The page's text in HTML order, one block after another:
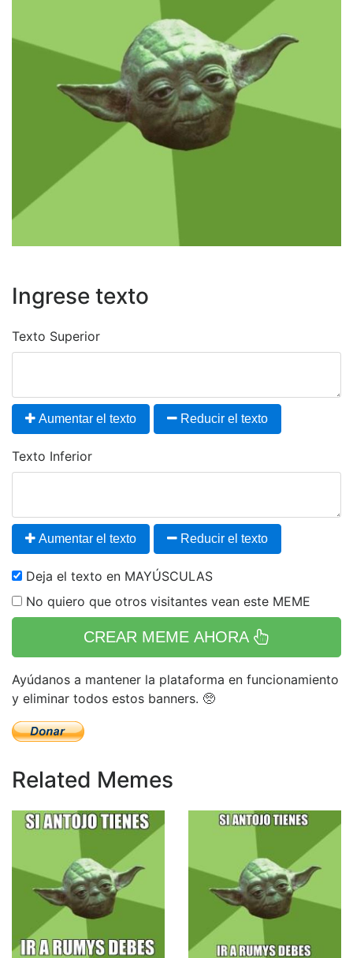
Ingrese texto
Texto Superior
Aumentar el texto Reducir el texto
Texto Inferior
Aumentar el texto Reducir el texto
Deja el texto en MAYÚSCULAS
No quiero que otros visitantes vean este MEME
CREAR MEME AHORA
Ayúdanos a mantener la plataforma en funcionamiento
y eliminar todos estos banners. 🥺
Related Memes